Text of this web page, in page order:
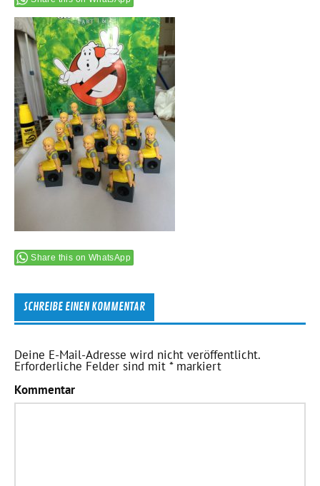
Share this on WhatsApp
SCHREIBE EINEN KOMMENTAR
Deine E-Mail-Adresse wird nicht veröffentlicht.
Erforderliche Felder sind mit*markiert
Kommentar